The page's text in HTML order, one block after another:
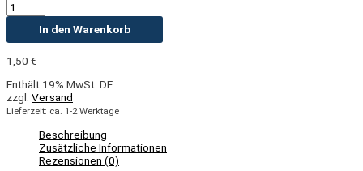
In den Warenkorb
1,50 €
Enthält 19% MwSt. DE
zzgl. Versand
Lieferzeit: ca. 1-2 Werktage
Beschreibung
Zusätzliche Informationen
Rezensionen (0)